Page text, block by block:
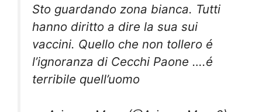
hanno diritto a dire la sua sui
vaccini. Quello che non tollero é
l’ignoranza di Cecchi Paone ….é
terribile quell’uomo